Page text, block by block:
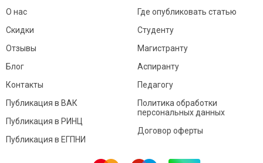
О нас
Скидки
Отзывы
Блог
Контакты
Где опубликовать статью
Студенту
Магистранту
Аспиранту
Педагогу
Публикация в ВАК
Публикация в РИНЦ
Публикация в ЕГПНИ
Политика обработки
персональных данных
Договор оферты